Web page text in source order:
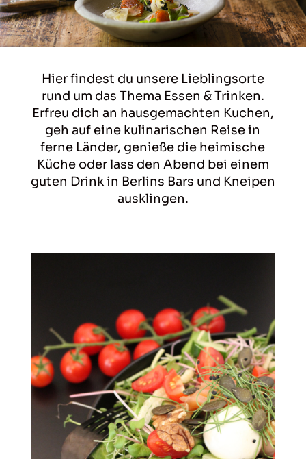
Hier findest du unsere Lieblingsorte
rund um das Thema Essen & Trinken.
Erfreu dich an hausgemachten Kuchen,
geh auf eine kulinarischen Reise in
ferne Länder, genieße die heimische
Küche oder lass den Abend bei einem
guten Drink in Berlins Bars und Kneipen
ausklingen.